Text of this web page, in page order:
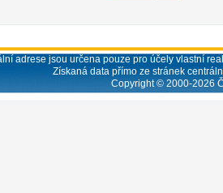
adrese jsou určena pouze pro účely vlastní
Získaná data přímo ze stránek
Copyright © 2000-2026